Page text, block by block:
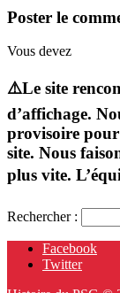
Poster le
Vous devez
⚠️Le site
d’affichage.
provisoire
site. Nous
plus vite.
Rechercher :
Facebook
Twitter